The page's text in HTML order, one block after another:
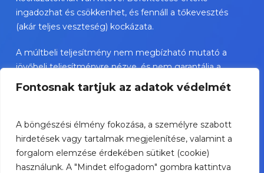
Fontosnak tartjuk az adatok védelmét
A böngészési élmény fokozása, a személyre szabott
hirdetések vagy tartalmak megjelenítése, valamint a
forgalom elemzése érdekében sütiket (cookie)
használunk. A "Mindet elfogadom" gombra kattintva
ingadozhat és csökkenhet, és fennáll a tőkevesztés
(akár teljes veszteség) kockázata.
A múltbeli teljesítmény nem megbízható mutató a
jövőbeli teljesítményre nézve, és nem garantálja a
jövőbeli sikereket.
függ és változhat.
A bemutatott értékpapírok nem személyre szóló
befektetési ajánlások, és jelentős kockázatot